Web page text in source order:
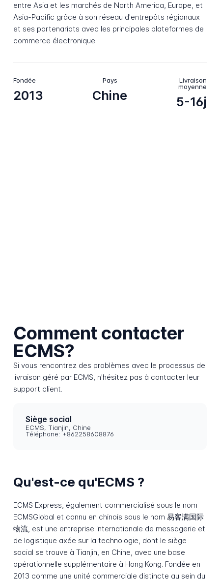
entre Asia et les marchés de North America, Europe, et
Asia-Pacific grâce à son réseau d'entrepôts régionaux
et ses partenariats avec les principales plateformes de
commerce électronique.
Fondée
2013
Pays
Chine
Livraison
moyenne
5-16j
Comment contacter
ECMS?
Si vous rencontrez des problèmes avec le processus de
livraison géré par ECMS, n'hésitez pas à contacter leur
support client.
Siège social
ECMS, Tianjin, Chine
Téléphone: +862258608876
Qu'est-ce qu'ECMS ?
ECMS Express, également commercialisé sous le nom
ECMSGlobal et connu en chinois sous le nom 易客满国际
物流, est une entreprise internationale de messagerie et
de logistique axée sur la technologie, dont le siège
social se trouve à Tianjin, en Chine, avec une base
opérationnelle supplémentaire à Hong Kong. Fondée en
2013 comme une unité commerciale distincte au sein du